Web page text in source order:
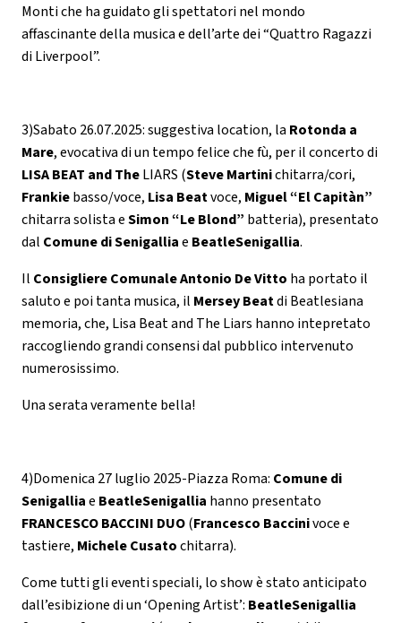
Monti che ha guidato gli spettatori nel mondo
affascinante della musica e dell’arte dei “Quattro Ragazzi
di Liverpool”.
3)Sabato 26.07.2025: suggestiva location, la Rotonda a
Mare, evocativa di un tempo felice che fù, per il concerto di
LISA BEAT and TheLIARS (Steve Martinichitarra/cori,
Frankiebasso/voce, Lisa Beatvoce, Miguel “El Capitàn”
chitarra solista eSimon “Le Blond” batteria), presentato
dal Comune di Senigalliae BeatleSenigallia.
Il Consigliere Comunale Antonio De Vitto ha portato il
saluto e poi tanta musica, il Mersey Beatdi Beatlesiana
memoria, che, Lisa Beat and The Liars hanno intepretato
raccogliendo grandi consensi dal pubblico intervenuto
numerosissimo.
Una serata veramente bella!
4)Domenica 27 luglio 2025-Piazza Roma: Comune di
Senigalliae BeatleSenigallia hanno presentato
FRANCESCO BACCINI DUO(Francesco Baccinivoce e
tastiere, Michele Cusatochitarra).
Come tutti gli eventi speciali, lo show è stato anticipato
dall’esibizione di un ‘Opening Artist’: BeatleSenigallia